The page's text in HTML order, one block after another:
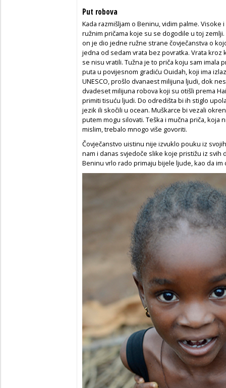
Put robova
Kada razmišljam o Beninu, vidim palme.
ružnim pričama koje su se dogodile u toj
on je dio jedne ružne strane čovječanstva o
jedna od sedam vrata bez povratka. Vrata
se nisu vratili. Tužna je to priča koju sam imala
puta u povijesnom gradiću Ouidah, koji ima
UNESCO, prošlo dvanaest milijuna ljudi, dok
dvadeset milijuna robova koji su otišli prema
primiti tisuću ljudi. Do odredišta bi ih stiglo
jezik ili skočili u ocean. Muškarce bi vezali
putem mogu silovati. Teška i mučna priča, koja
mislim, trebalo mnogo više govoriti.
Čovječanstvo uistinu nije izvuklo pouku iz
nam i danas svjedoče slike koje pristižu iz svih
Beninu vrlo rado primaju bijele ljude, kao da im